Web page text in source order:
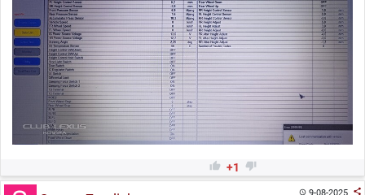
 +1 
 